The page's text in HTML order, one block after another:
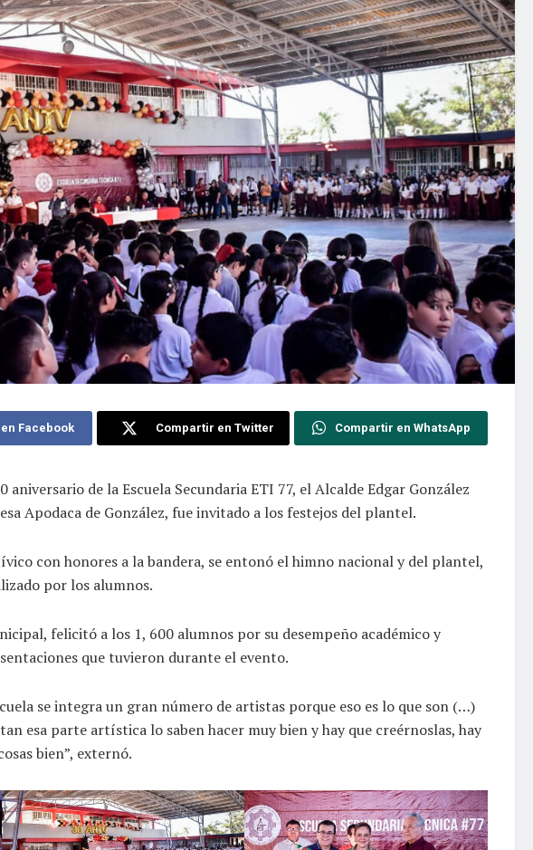
Facebook Compartir en Twitter Compartir en WhatsApp
de la Escuela Secundaria ETI 77, el Alcalde Edgar González
Apodaca de González, fue invitado a los festejos del plantel.
con honores a la bandera, se entonó el himno nacional y del plantel,
por los alumnos.
felicitó a los 1, 600 alumnos por su desempeño académico y
que tuvieron durante el evento.
se integra un gran número de artistas porque eso es lo que son (…)
esa parte artística lo saben hacer muy bien y hay que creérnoslas, hay
bien”, externó.